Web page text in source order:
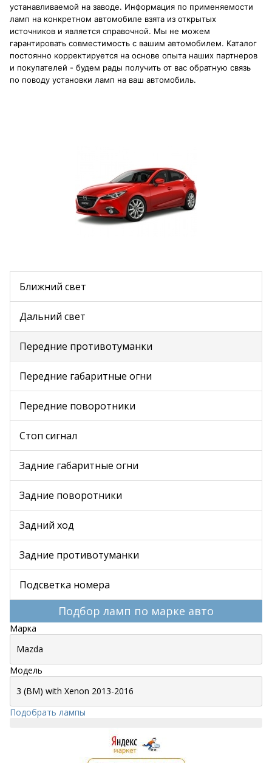
устанавливаемой на заводе. Информация по применяемости
ламп на конкретном автомобиле взята из открытых
источников и является справочной. Мы не можем
гарантировать совместимость с вашим автомобилем. Каталог
постоянно корректируется на основе опыта наших партнеров
и покупателей - будем рады получить от вас обратную связь
по поводу установки ламп на ваш автомобиль.
Ближний свет
Дальний свет
Передние противотуманки
Передние габаритные огни
Передние поворотники
Стоп сигнал
Задние габаритные огни
Задние поворотники
Задний ход
Задние противотуманки
Подсветка номера
Подбор ламп по марке авто
Марка
Модель
Подобрать лампы